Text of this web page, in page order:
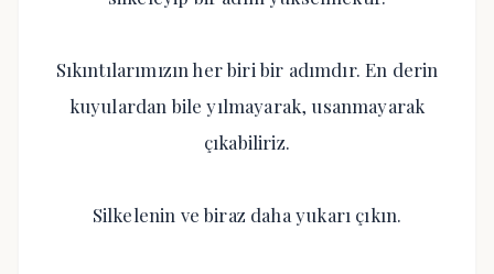
Sıkıntılarımızın her biri bir adımdır. En derin
kuyulardan bile yılmayarak, usanmayarak
çıkabiliriz.
Silkelenin ve biraz daha yukarı çıkın.